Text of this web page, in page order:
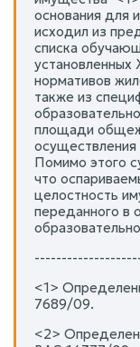
основания для
исходил из
списка
нормативов
также из
площади
осуществления
Помимо этого
что
целостность
переданного в
<1>
7689/09.
<2>